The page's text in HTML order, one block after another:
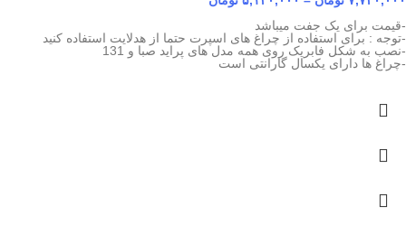
-قیمت برای یک جفت میباشد
-توجه : برای استفاده از چراغ های اسپرت حتما از هدلایت استفاده کنید
-نصب به شکل فابریک روی همه مدل های پراید صبا و 131
-چراغ ها دارای یکسال گارانتی است